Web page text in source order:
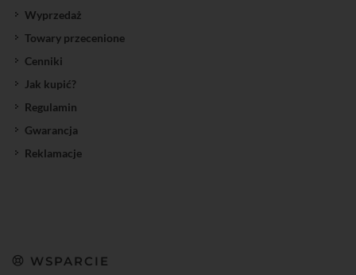
Wyprzedaż
Towary przecenione
Cenniki
Jak kupić?
Regulamin
Gwarancja
Reklamacje
WSPARCIE